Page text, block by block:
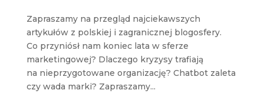
Zapraszamy na przegląd najciekawszych
artykułów z polskiej i zagranicznej blogosfery.
Co przyniósł nam koniec lata w sferze
marketingowej? Dlaczego kryzysy trafiają
na nieprzygotowane organizację? Chatbot zaleta
czy wada marki? Zapraszamy...